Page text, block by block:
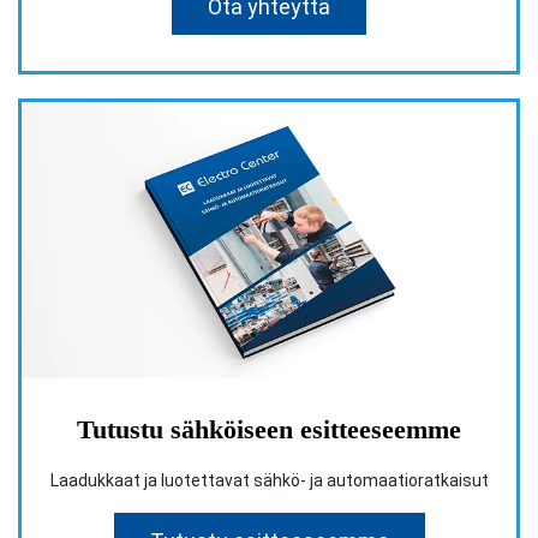
Ota yhteyttä
Tutustu sähköiseen esitteeseemme
Laadukkaat ja luotettavat sähkö- ja automaatioratkaisut